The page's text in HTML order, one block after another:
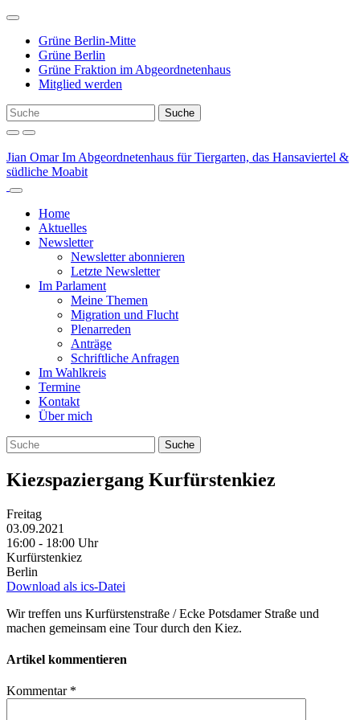
Weiter
Inhalt
Grüne Berlin-Mitte
Grüne Berlin
Grüne Fraktion im Abgeordnetenhaus
Mitglied werden
Jian OmarIm Abgeordnetenhaus für Tiergarten, das Hansaviertel &
südliche Moabit
Home
Aktuelles
Newsletter
Newsletter abonnieren
Letzte Newsletter
Im Parlament
Meine Themen
Migration und Flucht
Plenarreden
Anträge
Schriftliche Anfragen
Im Wahlkreis
Termine
Kontakt
Über mich
Kiezspaziergang Kurfürstenkiez
Freitag
03.09.2021
16:00 ‐ 18:00 Uhr
Kurfürstenkiez
Berlin
Download als ics-Datei
Wir treffen uns Kurfürstenstraße / Ecke Potsdamer Straße und
machen gemeinsam eine Tour durch den Kiez.
Artikel kommentieren
Kommentar *